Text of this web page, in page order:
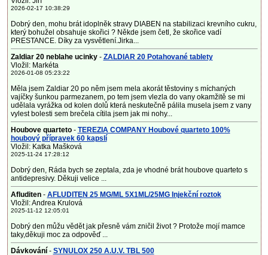
2026-02-17 10:38:29
Dobrý den, mohu brát idoplněk stravy DIABEN na stabilizaci krevního cukru,
který bohužel obsahuje skořici ? Někde jsem četl, že skořice vadí
PRESTANCE. Díky za vysvětlení.Jirka...
Zaldiar 20 neblahe ucinky- ZALDIAR 20 Potahované tablety
Vložil: Markéta
2026-01-08 05:23:22
Měla jsem Zaldiar 20 po něm jsem mela akorát těstoviny s míchaných
vajíčky šunkou parmezanem, po tem jsem vlezla do vany okamžitě se mi
udělala vyrážka od kolen dolů která neskutečně pálila musela jsem z vany
vylest bolesti sem brečela cítila jsem jak mi nohy...
Houbove quarteto- TEREZIA COMPANY Houbové quarteto 100%
houbový přípravek 60 kapslí
Vložil: Katka Mašková
2025-11-24 17:28:12
Dobrý den, Ráda bych se zeptala, zda je vhodné brát houbove quarteto s
antidepresivy. Děkuji velice ...
Afluditen- AFLUDITEN 25 MG/ML 5X1ML/25MG Injekční roztok
Vložil: Andrea Krulová
2025-11-12 12:05:01
Dobrý den můžu vědět jak přesně vám zničil život ? Protože mojí mamce
taky,děkuji moc za odpověď ...
Dávkování - SYNULOX 250 A.U.V. TBL 500